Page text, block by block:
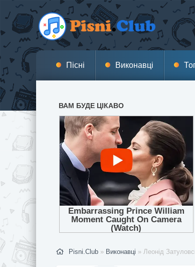
Пісні Виконавці
Pisni.Club » Виконавці » Леонід